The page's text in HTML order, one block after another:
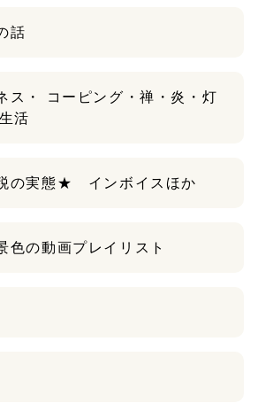
話
ス・ コーピング・禅・炎・灯
活
の実態★ インボイスほか
色の動画プレイリスト